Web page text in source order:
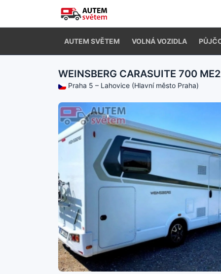
AUTEM SVĚTEM VOLNÁ VOZIDLA
WEINSBERG CARASUITE 700
Praha 5 – Lahovice (Hlavní město Praha)